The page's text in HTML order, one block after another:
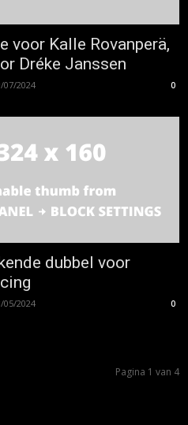
voor Kalle Rovanperä,
Dréke Janssen
07/2024 0
dubbel voor
05/2024 0
Pagina 1 van 4